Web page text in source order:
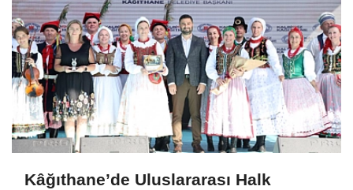
Kâğıthane’de Uluslararası Halk